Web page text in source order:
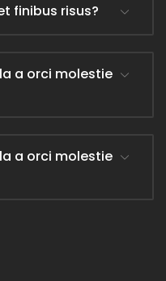
finibus risus?
a orci molestie
a orci molestie